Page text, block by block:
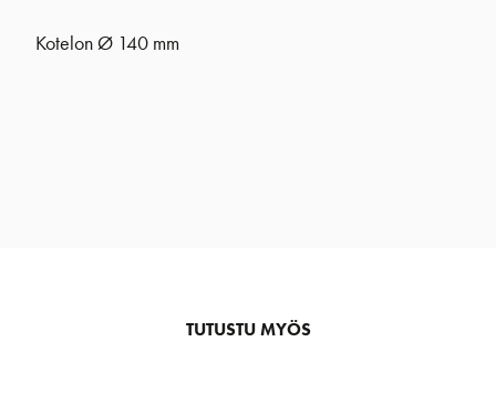
Kotelon Ø 140 mm
TUTUSTU MYÖS